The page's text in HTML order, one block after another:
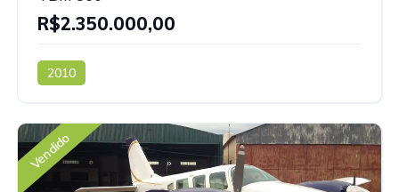
R$2.350.000,00
2010
Vendido